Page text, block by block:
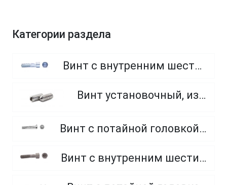
Категории раздела
Винт с внутренним шестигранником, неполная резьба, класс прочности 8.8
Винт установочный, из нержавеющей стали A2
Винт с потайной головкой и внутренним шестигранником, класс прочности 8.8 и 10.9
Винт с внутренним шестигранником, неполная резьба, класс прочности 10.9 и 12.9